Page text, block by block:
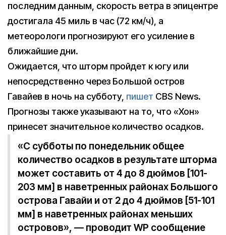
последним данным, скорость ветра в эпицентре
достигала 45 миль в час (72 км/ч), а
метеорологи прогнозируют его усиление в
ближайшие дни.
Ожидается, что шторм пройдет к югу или
непосредственно через Большой остров
Гавайев в ночь на субботу, пишет CBS News.
Прогнозы также указывают на то, что «Хон»
принесет значительное количество осадков.
«С субботы по понедельник общее
количество осадков в результате шторма
может составить от 4 до 8 дюймов [101-
203 мм] в наветренных районах Большого
острова Гавайи и от 2 до 4 дюймов [51-101
мм] в наветренных районах меньших
островов», — проводит WP сообщение